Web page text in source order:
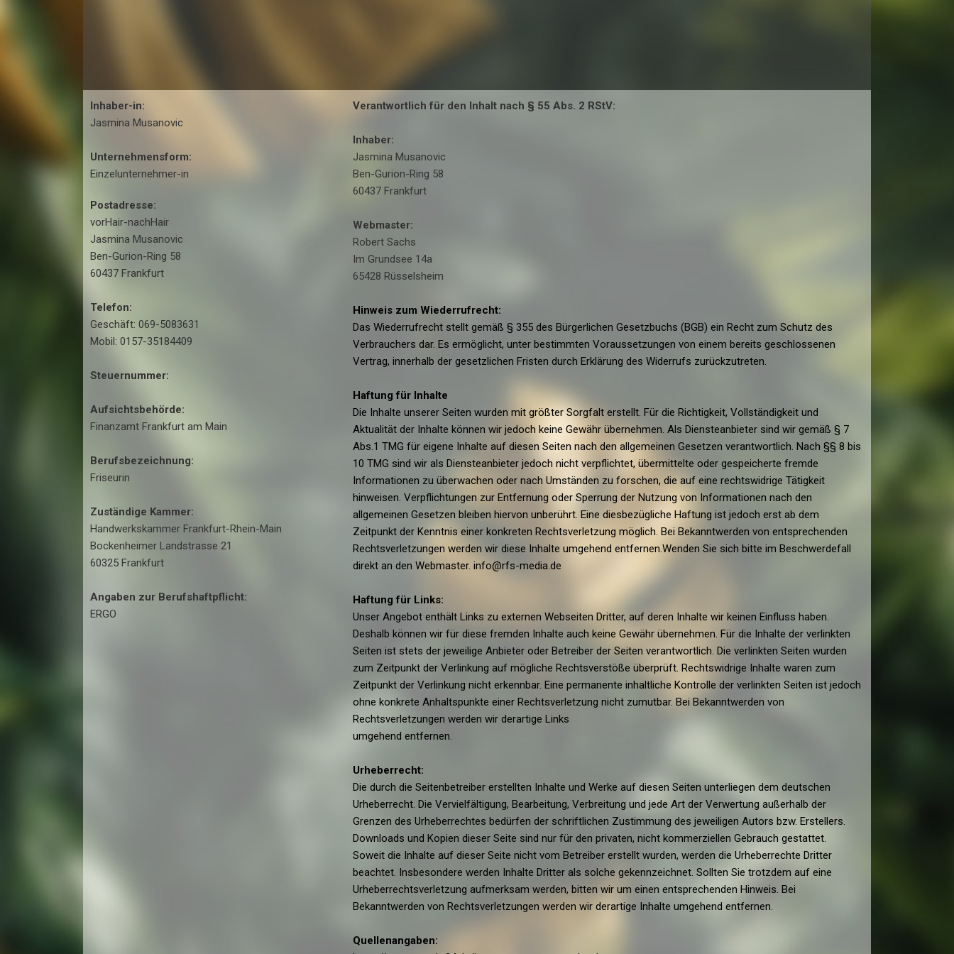
Inhaber-in:
Jasmina Musanovic
Unternehmensform:
Einzelunternehmer-in
Postadresse:
vorHair-nachHair
Jasmina Musanovic
Ben-Gurion-Ring 58
60437 Frankfurt
Telefon:
Geschäft: 069-5083631
Mobil: 0157-35184409
Steuernummer:
Aufsichtsbehörde:
Finanzamt Frankfurt am Main
Berufsbezeichnung:
Friseurin
Zuständige Kammer:
Handwerkskammer Frankfurt-Rhein-Main
Bockenheimer Landstrasse 21
60325 Frankfurt
Angaben zur Berufshaftpflicht:
ERGO
Verantwortlich für den Inhalt nach § 55 Abs. 2 RStV:
Inhaber:
Jasmina Musanovic
Ben-Gurion-Ring 58
60437 Frankfurt
Webmaster:
Robert Sachs
Im Grundsee 14a
65428 Rüsselsheim
Hinweis zum Wiederrufrecht:
Das Wiederrufrecht stellt gemäß § 355 des Bürgerlichen Gesetzbuchs (BGB) ein Recht zum Schutz des
Verbrauchers dar. Es ermöglicht, unter bestimmten Voraussetzungen von einem bereits geschlossenen
Vertrag, innerhalb der gesetzlichen Fristen durch Erklärung des Widerrufs zurückzutreten.
Haftung für Inhalte
Die Inhalte unserer Seiten wurden mit größter Sorgfalt erstellt. Für die Richtigkeit, Vollständigkeit und
Aktualität der Inhalte können wir jedoch keine Gewähr übernehmen. Als Diensteanbieter sind wir gemäß § 7
Abs.1 TMG für eigene Inhalte auf diesen Seiten nach den allgemeinen Gesetzen verantwortlich. Nach §§ 8 bis
10 TMG sind wir als Diensteanbieter jedoch nicht verpflichtet, übermittelte oder gespeicherte fremde
Informationen zu überwachen oder nach Umständen zu forschen, die auf eine rechtswidrige Tätigkeit
hinweisen. Verpflichtungen zur Entfernung oder Sperrung der Nutzung von Informationen nach den
allgemeinen Gesetzen bleiben hiervon unberührt. Eine diesbezügliche Haftung ist jedoch erst ab dem
Zeitpunkt der Kenntnis einer konkreten Rechtsverletzung möglich. Bei Bekanntwerden von entsprechenden
Rechtsverletzungen werden wir diese Inhalte umgehend entfernen.Wenden Sie sich bitte im Beschwerdefall
direkt an den Webmaster. info@rfs-media.de
Haftung für Links:
Unser Angebot enthält Links zu externen Webseiten Dritter, auf deren Inhalte wir keinen Einfluss haben.
Deshalb können wir für diese fremden Inhalte auch keine Gewähr übernehmen. Für die Inhalte der verlinkten
Seiten ist stets der jeweilige Anbieter oder Betreiber der Seiten verantwortlich. Die verlinkten Seiten wurden
zum Zeitpunkt der Verlinkung auf mögliche Rechtsverstöße überprüft. Rechtswidrige Inhalte waren zum
Zeitpunkt der Verlinkung nicht erkennbar. Eine permanente inhaltliche Kontrolle der verlinkten Seiten ist jedoch
ohne konkrete Anhaltspunkte einer Rechtsverletzung nicht zumutbar. Bei Bekanntwerden von
Rechtsverletzungen werden wir derartige Links
umgehend entfernen.
Urheberrecht:
Die durch die Seitenbetreiber erstellten Inhalte und Werke auf diesen Seiten unterliegen dem deutschen
Urheberrecht. Die Vervielfältigung, Bearbeitung, Verbreitung und jede Art der Verwertung außerhalb der
Grenzen des Urheberrechtes bedürfen der schriftlichen Zustimmung des jeweiligen Autors bzw. Erstellers.
Downloads und Kopien dieser Seite sind nur für den privaten, nicht kommerziellen Gebrauch gestattet.
Soweit die Inhalte auf dieser Seite nicht vom Betreiber erstellt wurden, werden die Urheberrechte Dritter
beachtet. Insbesondere werden Inhalte Dritter als solche gekennzeichnet. Sollten Sie trotzdem auf eine
Urheberrechtsverletzung aufmerksam werden, bitten wir um einen entsprechenden Hinweis. Bei
Bekanntwerden von Rechtsverletzungen werden wir derartige Inhalte umgehend entfernen.
Quellenangaben: